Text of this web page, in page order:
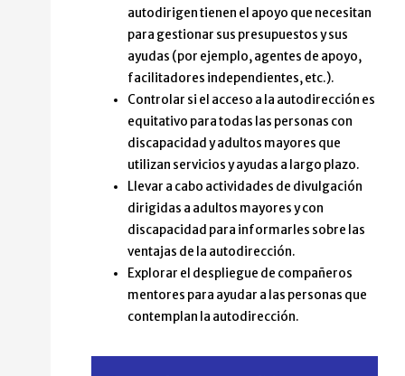
autodirigen tienen el apoyo que necesitan
para gestionar sus presupuestos y sus
ayudas (por ejemplo, agentes de apoyo,
facilitadores independientes, etc.).
Controlar si el acceso a la autodirección es
equitativo para todas las personas con
discapacidad y adultos mayores que
utilizan servicios y ayudas a largo plazo.
Llevar a cabo actividades de divulgación
dirigidas a adultos mayores y con
discapacidad para informarles sobre las
ventajas de la autodirección.
Explorar el despliegue de compañeros
mentores para ayudar a las personas que
contemplan la autodirección.